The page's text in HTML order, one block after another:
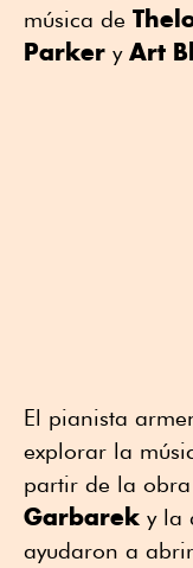
música de
Parker y Art
El pianista
explorar la
partir de la
Garbarek y la
ayudaron a